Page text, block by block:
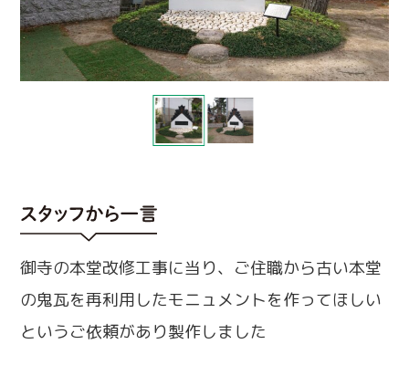
御寺の本堂改修工事に当り、ご住職から古い本堂
の鬼瓦を再利用したモニュメントを作ってほしい
というご依頼があり製作しました